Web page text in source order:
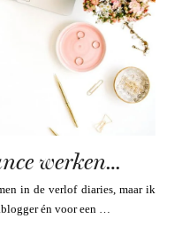
werken…
in de verlof diaries, maar ik
én voor een …